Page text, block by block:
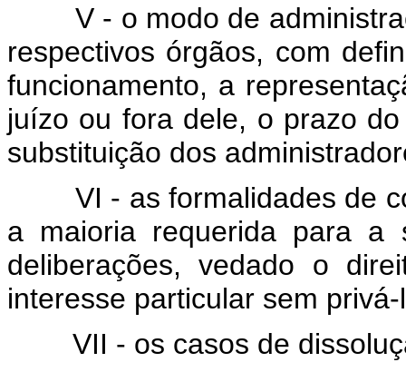
V - o modo de
respectivos órgãos, com
funcionamento, a
juízo ou fora dele, o prazo
substituição dos
VI - as formalidades de
a maioria requerida para a
deliberações, vedado o
interesse particular sem
VII - os casos de